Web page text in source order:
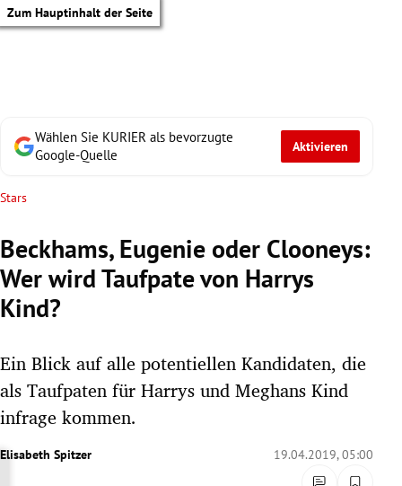
Zum Hauptinhalt der Seite
Untermenü
Untermenü
Wählen Sie KURIER als bevorzugte
Google-Quelle
Aktivieren
Stars
Beckhams, Eugenie oder Clooneys:
Wer wird Taufpate von Harrys
Kind?
Ein Blick auf alle potentiellen Kandidaten, die
als Taufpaten für Harrys und Meghans Kind
infrage kommen.
Elisabeth Spitzer 19.04.2019, 05:00